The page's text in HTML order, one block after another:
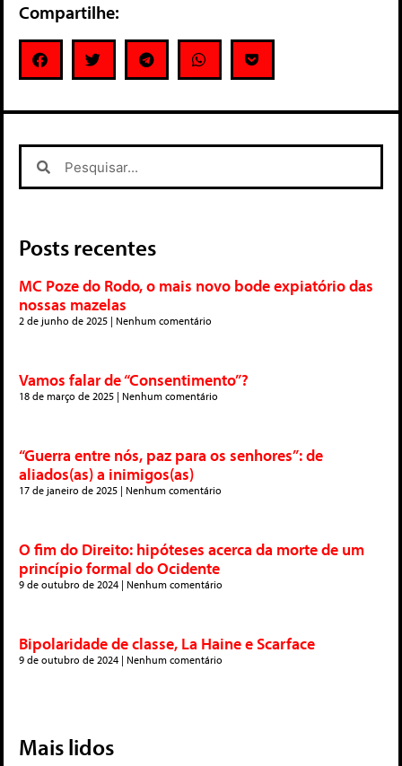
Compartilhe:
Posts recentes
MC Poze do Rodo, o mais novo bode expiatório das
nossas mazelas
2 de junho de 2025 Nenhum comentário
Vamos falar de “Consentimento”?
18 de março de 2025 Nenhum comentário
“Guerra entre nós, paz para os senhores”: de
aliados(as) a inimigos(as)
17 de janeiro de 2025 Nenhum comentário
O fim do Direito: hipóteses acerca da morte de um
princípio formal do Ocidente
9 de outubro de 2024 Nenhum comentário
Bipolaridade de classe, La Haine e Scarface
9 de outubro de 2024 Nenhum comentário
Mais lidos